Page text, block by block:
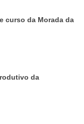
curso da Morada da
da